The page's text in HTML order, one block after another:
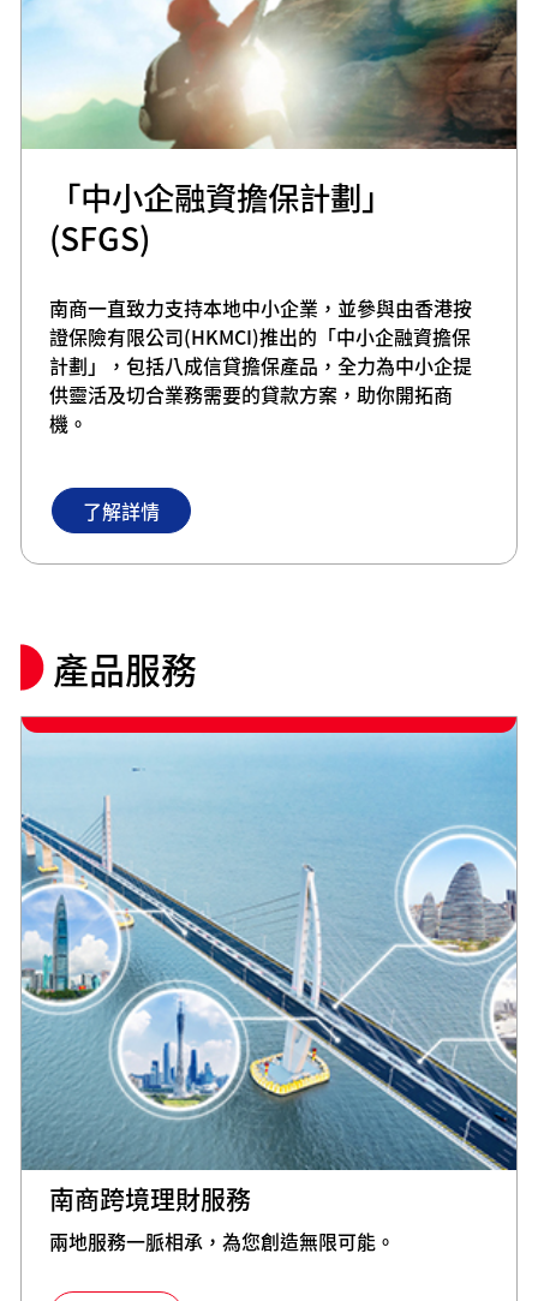
「中小企融資擔保計劃」
(SFGS)
南商一直致力支持本地中小企業，並參與由香港按
證保險有限公司(HKMCI)推出的「中小企融資擔保
計劃」，包括八成信貸擔保產品，全力為中小企提
供靈活及切合業務需要的貸款方案，助你開拓商
機。
了解詳情
產品服務
南商跨境理財服務
兩地服務一脈相承，為您創造無限可能。